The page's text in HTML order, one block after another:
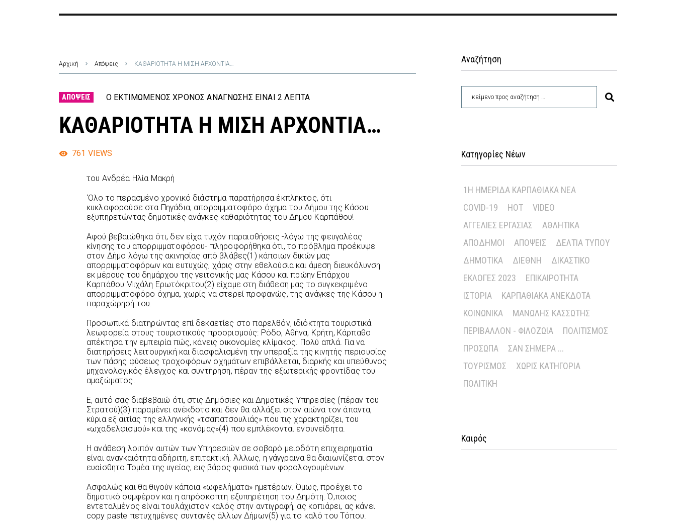
Αρχική Απόψεις ΚΑΘΑΡΙΟΤΗΤΑ H ΜΙΣΗ ΑΡΧΟΝΤΙΑ…
ΑΠΌΨΕΙΣ Ο ΕΚΤΙΜΏΜΕΝΟΣ ΧΡΌΝΟΣ ΑΝΆΓΝΩΣΗΣ ΕΊΝΑΙ 2 ΛΕΠΤΆ
ΚΑΘΑΡΙΟΤΗΤΑ H ΜΙΣΗ ΑΡΧΟΝΤΙΑ…
761 VIEWS
του Ανδρέα Ηλία Μακρή
‘Ολο το περασμένο χρονικό διάστημα παρατήρησα έκπληκτος, ότι
κυκλοφορούσε στα Πηγάδια, απορριμματοφόρο όχημα του Δήμου της Κάσου
εξυπηρετώντας δημοτικές ανάγκες καθαριότητας του Δήμου Καρπάθου!
Αφού βεβαιώθηκα ότι, δεν είχα τυχόν παραισθήσεις -λόγω της φευγαλέας
κίνησης του απορριμματοφόρου- πληροφορήθηκα ότι, το πρόβλημα προέκυψε
στον Δήμο λόγω της ακινησίας από βλάβες(1) κάποιων δικών μας
απορριμματοφόρων και ευτυχώς, χάρις στην εθελούσια και άμεση διευκόλυνση
εκ μέρους του δημάρχου της γειτονικής μας Κάσου και πρώην Επάρχου
Καρπάθου Μιχάλη Ερωτόκριτου(2) είχαμε στη διάθεση μας το συγκεκριμένο
απορριμματοφόρο όχημα, χωρίς να στερεί προφανώς, της ανάγκες της Κάσου η
παραχώρησή του.
Προσωπικά διατηρώντας επί δεκαετίες στο παρελθόν, ιδιόκτητα τουριστικά
λεωφορεία στους τουριστικούς προορισμούς: Ρόδο, Αθήνα, Κρήτη, Κάρπαθο
απέκτησα την εμπειρία πώς, κάνεις οικονομίες κλίμακος. Πολύ απλά. Για να
διατηρήσεις λειτουργική και διασφαλισμένη την υπεραξία της κινητής περιουσίας
των πάσης φύσεως τροχοφόρων οχημάτων επιβάλλεται, διαρκής και υπεύθυνος
μηχανολογικός έλεγχος και συντήρηση, πέραν της εξωτερικής φροντίδας του
αμαξώματος.
Ε, αυτό σας διαβεβαιώ ότι, στις Δημόσιες και Δημοτικές Υπηρεσίες (πέραν του
Στρατού)(3) παραμένει ανέκδοτο και δεν θα αλλάξει στον αιώνα τον άπαντα,
κύρια εξ αιτίας της ελληνικής «τσαπατσουλιάς» που τις χαρακτηρίζει, του
«ωχαδελφισμού» και της «κονόμας»(4) που εμπλέκονται ενσυνείδητα.
Η ανάθεση λοιπόν αυτών των Υπηρεσιών σε σοβαρό μειοδότη επιχειρηματία
είναι αναγκαιότητα αδήριτη, επιτακτική. Άλλως, η γάγγραινα θα διαιωνίζεται στον
ευαίσθητο Τομέα της υγείας, εις βάρος φυσικά των φορολογουμένων.
Ασφαλώς και θα θιγούν κάποια «ωφελήματα» ημετέρων. Όμως, προέχει το
δημοτικό συμφέρον και η απρόσκοπτη εξυπηρέτηση του Δημότη. Ό,ποιος
εντεταλμένος είναι τουλάχιστον καλός στην αντιγραφή, ας κοπιάρει, ας κάνει
copy paste πετυχημένες συνταγές άλλων Δήμων(5) για το καλό του Τόπου.
Αναζήτηση
Κατηγορίες Νέων
1Η ΗΜΕΡΊΔΑ ΚΑΡΠΑΘΙΑΚΆ ΝΈΑ
COVID-19
HOT
VIDEO
ΑΓΓΕΛΊΕΣ ΕΡΓΑΣΊΑΣ
ΑΘΛΗΤΙΚΆ
ΑΠΌΔΗΜΟΙ
ΑΠΌΨΕΙΣ
ΔΕΛΤΊΑ ΤΎΠΟΥ
ΔΗΜΟΤΙΚΆ
ΔΙΕΘΝΉ
ΔΙΚΑΣΤΙΚΌ
ΕΚΛΟΓΈΣ 2023
ΕΠΙΚΑΙΡΌΤΗΤΑ
ΙΣΤΟΡΊΑ
ΚΑΡΠΑΘΙΑΚΆ ΑΝΈΚΔΟΤΑ
ΚΟΙΝΩΝΙΚΆ
ΜΑΝΏΛΗΣ ΚΑΣΣΏΤΗΣ
ΠΕΡΙΒΆΛΛΟΝ - ΦΙΛΟΖΩΊΑ
ΠΟΛΙΤΙΣΜΌΣ
ΠΡΌΣΩΠΑ
ΣΑΝ ΣΉΜΕΡΑ ...
ΤΟΥΡΙΣΜΌΣ
ΧΩΡΊΣ ΚΑΤΗΓΟΡΊΑ
ΠΟΛΙΤΙΚΉ
Καιρός